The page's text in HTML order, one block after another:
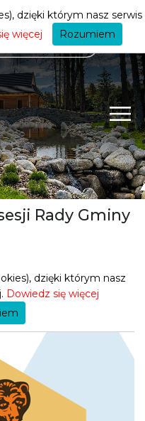
Rady Gminy
dzięki którym nasz serwis
więcej Rozumiem